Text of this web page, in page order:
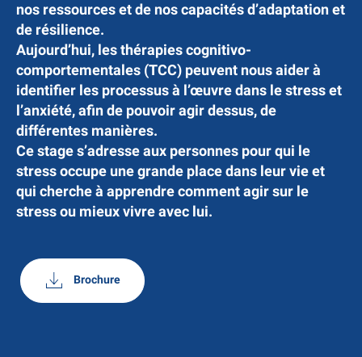
nos ressources et de nos capacités d’adaptation et
de résilience.
Aujourd’hui, les thérapies cognitivo-
comportementales (TCC) peuvent nous aider à
identifier les processus à l’œuvre dans le stress et
l’anxiété, afin de pouvoir agir dessus, de
différentes manières.
Ce stage s’adresse aux personnes pour qui le
stress occupe une grande place dans leur vie et
qui cherche à apprendre comment agir sur le
stress ou mieux vivre avec lui.
Brochure